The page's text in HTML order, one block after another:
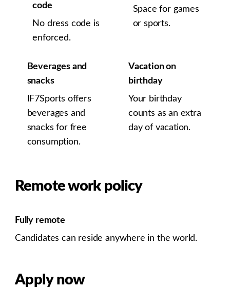
code
No dress code is
enforced.
Space for games
or sports.
Beverages and
snacks
IF7Sports offers
beverages and
snacks for free
consumption.
Vacation on
birthday
Your birthday
counts as an extra
day of vacation.
Remote work policy
Fully remote
Candidates can reside anywhere in the world.
Apply now